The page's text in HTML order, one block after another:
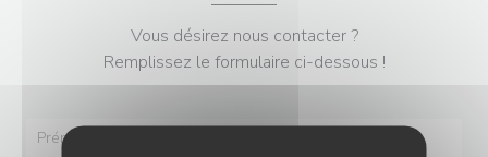
Vous désirez nous contacter ?
Remplissez le formulaire ci-dessous !